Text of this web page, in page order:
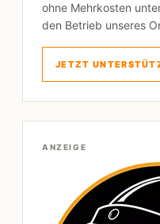
ohne Mehrkosten
den Betrieb unseres
JETZT
ANZEIGE